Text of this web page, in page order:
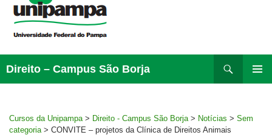
Direito – Campus São Borja
para
Cursos da Unipampa > Direito - Campus São Borja > Notícias > Sem
categoria > CONVITE – projetos da Clínica de Direitos Animais